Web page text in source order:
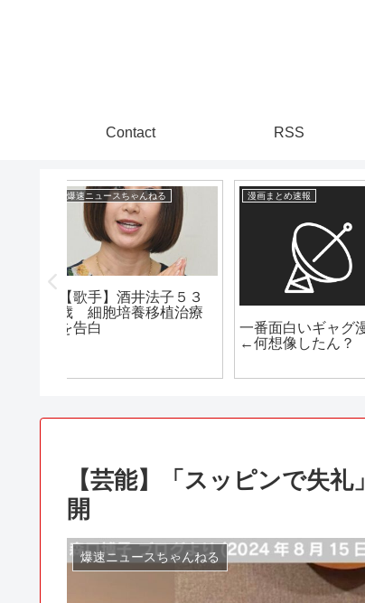
Contact RSS
漫画まとめ速報
ピトー「ゴンさんなら
爆速ニュースちゃんねる
【芸能】ドラン
末裔」と告白
【芸能】「スッピンで失
開
爆速ニュースちゃんねる